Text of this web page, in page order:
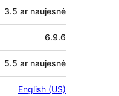
3.5 ar naujesnė
6.9.6
5.5 ar naujesnė
English (US)